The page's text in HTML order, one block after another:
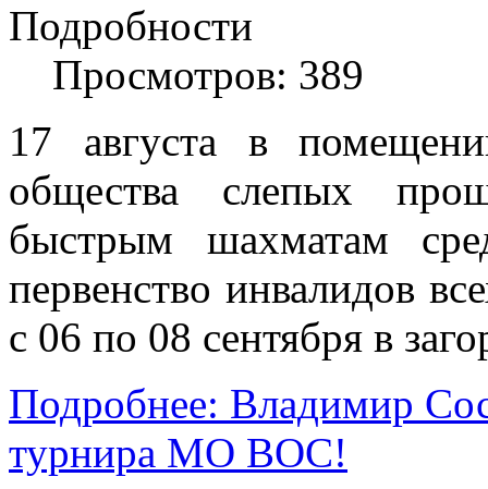
Подробности
Просмотров: 389
17 августа в
общества слепых
быстрым шахматам
первенство инвалидов
с 06 по 08 сентября в
Подробнее: Владимир
турнира МО ВОС!